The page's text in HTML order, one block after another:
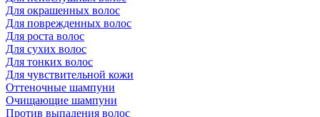
Для окрашенных волос
Для поврежденных волос
Для роста волос
Для сухих волос
Для тонких волос
Для чувствительной кожи
Оттеночные шампуни
Очищающие шампуни
Против выпадения волос